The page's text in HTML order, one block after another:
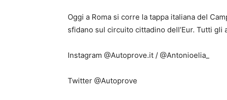
Oggi a Roma si corre la tappa italiana del
sfidano sul circuito cittadino dell’Eur. Tutti
Instagram @Autoprove.it / @Antonioelia_
Twitter @Autoprove